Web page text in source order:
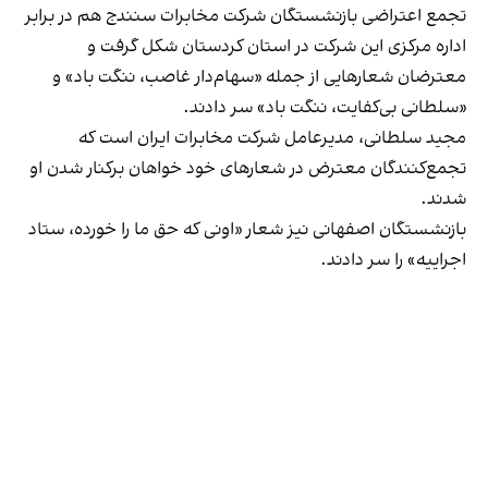
تجمع اعتراضی بازنشستگان شرکت مخابرات سنندج هم در برابر
اداره مرکزی این شرکت در استان کردستان شکل گرفت و
معترضان شعارهایی از جمله «سهام‌دار غاصب، ننگت باد» و
«سلطانی بی‌کفایت، ننگت باد» سر دادند.
مجید سلطانی، مدیرعامل شرکت مخابرات ایران است که
تجمع‌کنندگان معترض در شعارهای خود خواهان برکنار شدن او
شدند.
بازنشستگان اصفهانی نیز شعار «اونی که حق ما را خورده، ستاد
اجراییه» را سر دادند.